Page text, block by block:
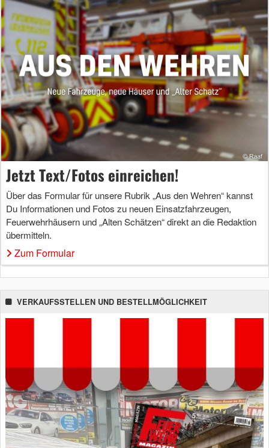
Jetzt Text/Fotos einreichen!
Über das Formular für unsere Rubrik „Aus den Wehren“ kannst
Du Informationen und Fotos zu neuen Einsatzfahrzeugen,
Feuerwehrhäusern und „Alten Schätzen“ direkt an die Redaktion
übermitteln.
Zum Formular
VERKAUFSSTELLEN UND BESTELLMÖGLICHKEIT